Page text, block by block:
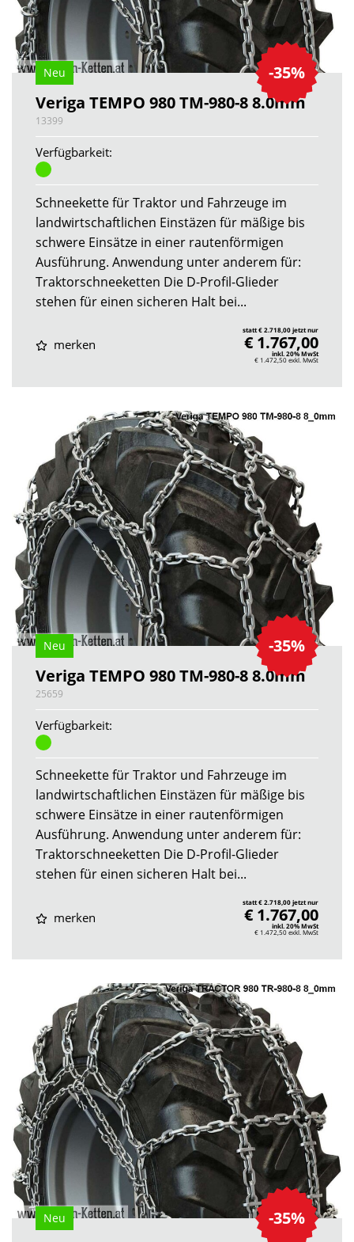
-35%
Neu
Veriga TEMPO 980 TM-980-8 8.0mm
13399
Verfügbarkeit:
Schneekette für Traktor und Fahrzeuge im
landwirtschaftlichen Einstäzen für mäßige bis
schwere Einsätze in einer rautenförmigen
Ausführung. Anwendung unter anderem für:
Traktorschneeketten Die D-Profil-Glieder
stehen für einen sicheren Halt bei...
merken
statt € 2.718,00 jetzt nur
€ 1.767,00
inkl. 20% MwSt
€ 1.472,50exkl. MwSt
-35%
Neu
Veriga TEMPO 980 TM-980-8 8.0mm
25659
Verfügbarkeit:
Schneekette für Traktor und Fahrzeuge im
landwirtschaftlichen Einstäzen für mäßige bis
schwere Einsätze in einer rautenförmigen
Ausführung. Anwendung unter anderem für:
Traktorschneeketten Die D-Profil-Glieder
stehen für einen sicheren Halt bei...
merken
statt € 2.718,00 jetzt nur
€ 1.767,00
inkl. 20% MwSt
€ 1.472,50exkl. MwSt
-35%
Neu